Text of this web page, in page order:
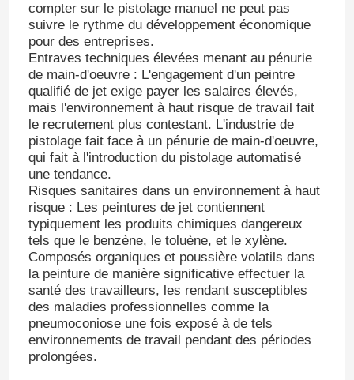
compter sur le pistolage manuel ne peut pas
suivre le rythme du développement économique
pour des entreprises.
Entraves techniques élevées menant au pénurie
de main-d'oeuvre : L'engagement d'un peintre
qualifié de jet exige payer les salaires élevés,
mais l'environnement à haut risque de travail fait
le recrutement plus contestant. L'industrie de
pistolage fait face à un pénurie de main-d'oeuvre,
qui fait à l'introduction du pistolage automatisé
une tendance.
Risques sanitaires dans un environnement à haut
risque : Les peintures de jet contiennent
typiquement les produits chimiques dangereux
tels que le benzène, le toluène, et le xylène.
Composés organiques et poussière volatils dans
la peinture de manière significative effectuer la
santé des travailleurs, les rendant susceptibles
des maladies professionnelles comme la
pneumoconiose une fois exposé à de tels
environnements de travail pendant des périodes
prolongées.